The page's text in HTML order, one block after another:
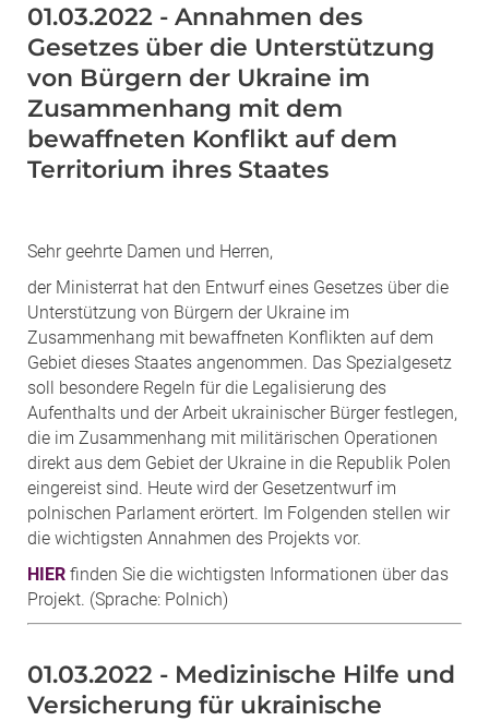
01.03.2022 - Annahmen des
Gesetzes über die Unterstützung
von Bürgern der Ukraine im
Zusammenhang mit dem
bewaffneten Konflikt auf dem
Territorium ihres Staates
Sehr geehrte Damen und Herren,
der Ministerrat hat den Entwurf eines Gesetzes über die
Unterstützung von Bürgern der Ukraine im
Zusammenhang mit bewaffneten Konflikten auf dem
Gebiet dieses Staates angenommen. Das Spezialgesetz
soll besondere Regeln für die Legalisierung des
Aufenthalts und der Arbeit ukrainischer Bürger festlegen,
die im Zusammenhang mit militärischen Operationen
direkt aus dem Gebiet der Ukraine in die Republik Polen
eingereist sind. Heute wird der Gesetzentwurf im
polnischen Parlament erörtert. Im Folgenden stellen wir
die wichtigsten Annahmen des Projekts vor.
HIER finden Sie die wichtigsten Informationen über das
Projekt. (Sprache: Polnich)
01.03.2022 - Medizinische Hilfe und
Versicherung für ukrainische